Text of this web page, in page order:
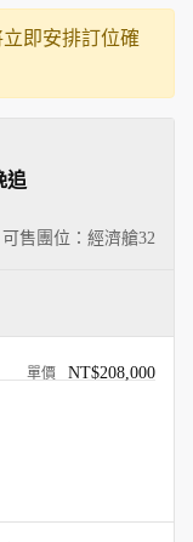
即安排訂位確
可售團位：經濟艙32
追
NT$208,000